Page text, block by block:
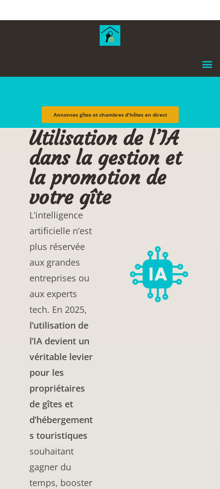
Annonces gîtes et chambres d'hôtes en direct
Utilisation de l’IA
dans la gestion et
la promotion de
votre gîte
L’intelligence
artificielle n’est
plus réservée
aux grandes
entreprises ou
aux experts
tech. En 2025,
l’utilisation de
l’IA devient un
véritable levier
pour les
propriétaires
de gîtes et
d’hébergement
s touristiques
souhaitant
gagner du
temps, booster